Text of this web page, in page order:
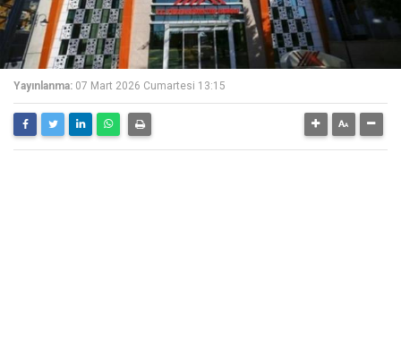
Yayınlanma: 07 Mart 2026 Cumartesi 13:15